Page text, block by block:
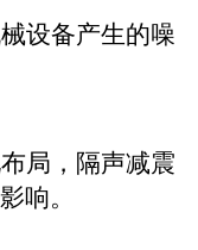
设备产生的噪
局，隔声减震
响。